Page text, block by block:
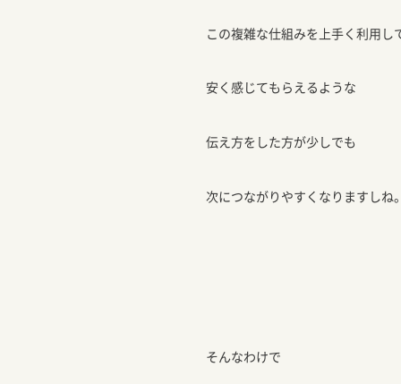
この複雑な仕組みを上手く利用し
安く感じてもらえるような
伝え方をした方が少しでも
次につながりやすくなりますしね
そんなわけで